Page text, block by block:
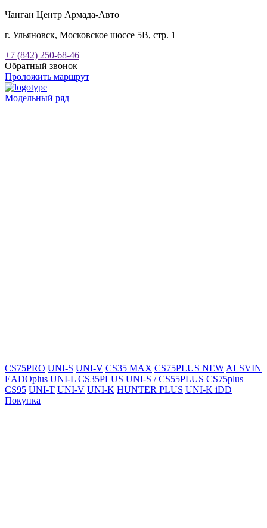
Чанган Центр Армада-Авто
г. Ульяновск, Московское шоссе 5В, стр. 1
+7 (842) 250-68-46
Обратный звонок
Проложить маршрут
Модельный ряд
CS75PRO UNI-S UNI-V CS35 MAX CS75PLUS NEW ALSVIN
EADOplus UNI-L CS35PLUS UNI-S / CS55PLUS CS75plus
CS95 UNI-T UNI-V UNI-K HUNTER PLUS UNI-K iDD
Покупка